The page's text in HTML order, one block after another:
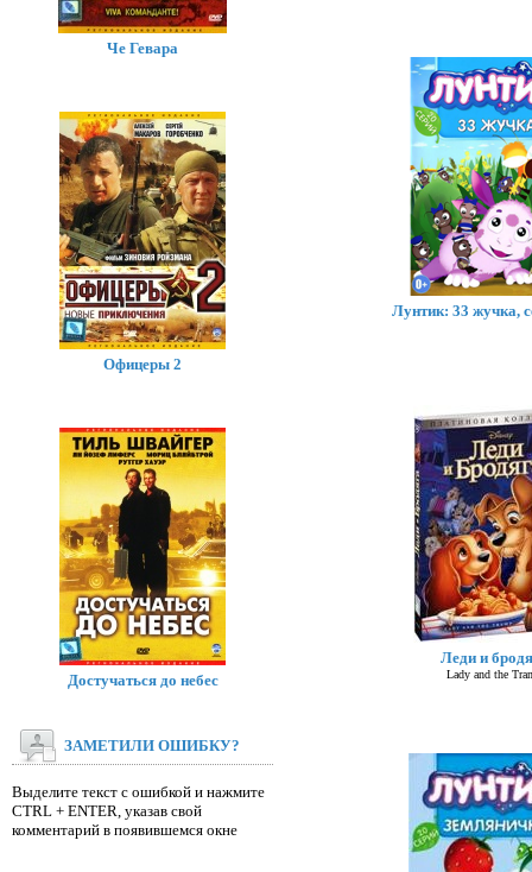
Лунтик: 33 жучка,
Леди и
Lady and the
Че Гевара
Офицеры 2
Достучаться до небес
ЗАМЕТИЛИ ОШИБКУ?
Выделите текст с ошибкой и нажмите
CTRL + ENTER, указав свой
комментарий в появившемся окне